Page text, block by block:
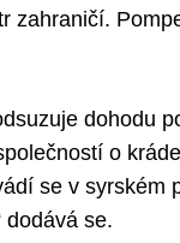
zahraničí.
dohodu
o
se v syrském
dodává se.